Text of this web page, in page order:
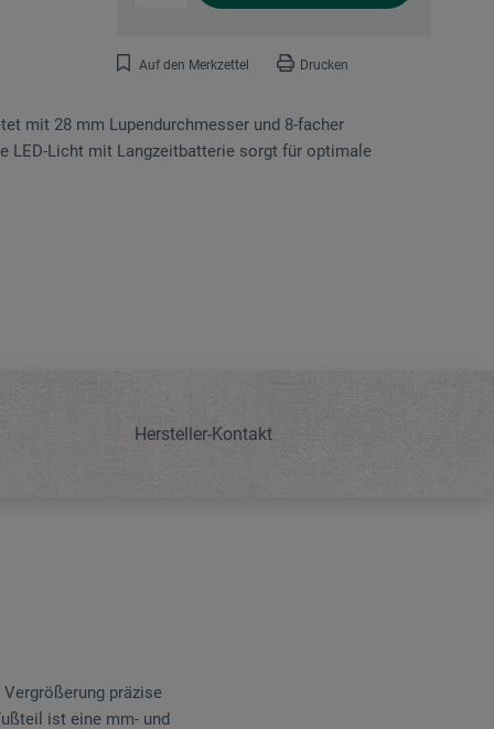
Auf den Merkzettel Drucken
mit 28 mm Lupendurchmesser und 8-facher
LED-Licht mit Langzeitbatterie sorgt für optimale
Hersteller-Kontakt
präzise
ist eine mm- und